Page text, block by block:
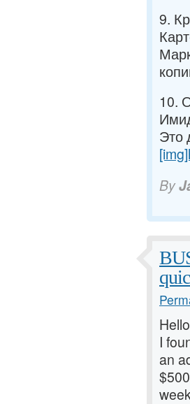
9.
10.
Это
By
I
an